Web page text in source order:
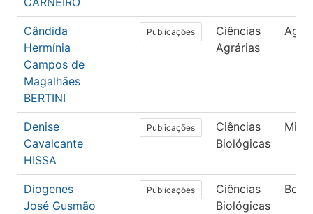
Cândida
Hermínia
Campos de
Magalhães
BERTINI
Publicações
Ciências
Agrárias
Denise
Cavalcante
HISSA
Publicações
Ciências
Biológicas
Diogenes
José Gusmão
Publicações
Ciências
Biológicas